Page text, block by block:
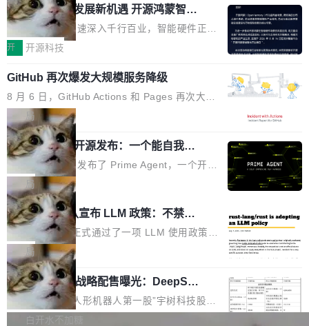
高了。全域营销服务商的竞争正在从规模转向深
度,案例厚度、全域覆盖、多线协同...
或造假。问题是，作为读者，如果你筛选出那些
看起来最令人兴奋的论文，那它们大部分都是过
度宣传的。」 这才是真正的痛点。不是所有论文
都有问题，是最吸引眼球的那批论文最有问题。
他引用的帖子来自 Mathew Shen，一位 ICLR 2
026 的读者：「看了篇 ...
的早期工程师之一，在 Grok 训练基础设施团队
工作过。近日他在 X 上发了一条帖子，列出了他
认为现代 AI 领域最重要的三个开源项目。 第一
理由很具体。FA 系列不需要解释，但 FA2 是他
认为最重要的一个——复杂度恰到好处，刚好能
驱动你去学 CuTe，但还没被那些"邪恶的" Hopp
er++ 优化所淹没，足够容易修改和适配。 更关
键的是 FA2 的持久性...
共商智能硬件发展新机遇 开源鸿蒙智能
硬件开发者日杭州站即将举行
随着万物智联加速深入千行百业，智能硬件正从
单点设备迈向智能化、网联化、协同化发展。作
鸿蒙通过统一技术底座和分布式能力，为不同类
型智能设备的开发、连接与互联提供关键支撑，
也为产业链企业探索产品创新与商业增长打开新
的空间。 8月14日，开源鸿蒙智能硬件开发者日
（OHDD：OpenHarmony Hardware Develope
r Day）将在杭州启航。活动面向智能硬件产业
链企业和开发者，邀请行业专家与资深技术顾
问，围绕开源鸿蒙技术能力、设备适配、芯片适
配、功耗与稳定性调优、兼容性测评及统一互联
等内容展开系统讲解和实战交流，帮助企业进一
步了解开源鸿蒙在智能...
开 开源科技
GitHub 再次爆发大规模服务降级
8 月 6 日，GitHub Actions 和 Pages 再次大规
模服务降级，Actions 完全不可用超过 5 小时，
webhook 停发，连自托管 runner 也因调度层故
障无法工作。Pages、Copilot code review、C
opilot coding agent 全部受影响。从检测到完全
恢复，大约 12 小时。 这是 2026 年 8 月的第六
起事故，其中四起与 AI/Copilot 服务相关。 Git
Hub 员工 kdaigle 在 HN 讨论中贴出了一组数
据：2025 年全年 10 亿次 commit。现在，每周
2.75 亿次，全年预计 140 亿次。GitHub...
局
Prime Agent 开源发布：一个能自我改
进的编程 Agent，ARC-AGI 3 超越人类
专家基线
Prime Intellect 发布了 Prime Agent，一个开源
的编程 Agent Harness，核心设计围绕两个抽
象：Recursive Language Model（RLM）和 C
ontinual Harness。在 ARC-AGI 3 基准测试
上，Prime Agent + Opus 5 的组合达到了 95.
5% RHAE Best@1，超过了 ARC 报告的人类专
家基线 95.4%。 不是又一个 coding agent 包装
器 Prime Agent 的架构和市面上大多数 coding
agent 有本质区别。大多数 agent harness 的设
计是基于早期模型的能力—...
局
Rust 项目团队宣布 LLM 政策：不禁
止，但你要承认哪些代码不是你写的
Rust 语言项目正式通过了一项 LLM 使用政策，
覆盖 rust-lang/rust 单一仓库的代码贡献。这不
是项目级别的官方立场，目前由五个团队采纳，
但它可能是主流开源项目中关于 AI 辅助贡献最
细致的一份规则。 政策的核心只有一句话：LLM
可以用来分析、提炼、审阅、建议，但不能用来
局
宇树科技 IPO 战略配售曝光：DeepSe
ek 获配 93.3 万股，锁定 36 个月
8月6日晚间，“人形机器人第一股”宇树科技股份
有限公司披露IPO发行价格及战略配售结果，杭
白开水不加糖